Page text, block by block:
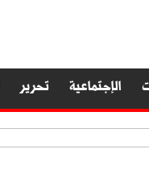
الإجتماعية تحرير